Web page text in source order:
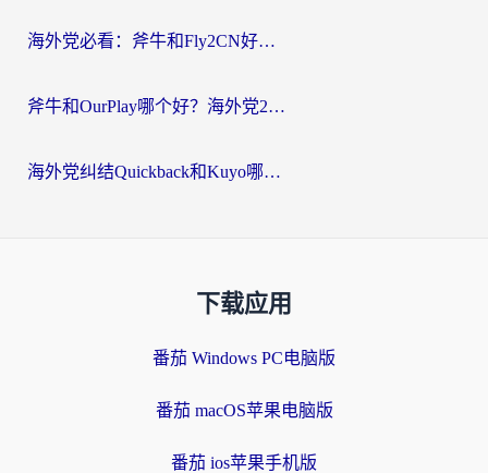
海外党必看：斧牛和Fly2CN好用吗？3招教你选对回国加速器（附免费试用攻略）
斧牛和OurPlay哪个好？海外党2026亲测：选对加速器，国内资源秒加载
海外党纠结Quickback和Kuyo哪个好？选对回国加速器才能无缝刷国内资源
下载应用
番茄 Windows PC电脑版
番茄 macOS苹果电脑版
番茄 ios苹果手机版